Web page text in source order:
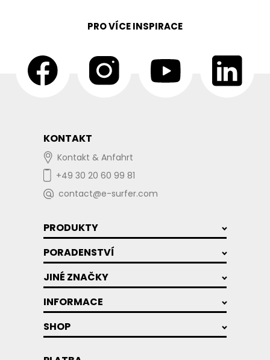
PRO VÍCE INSPIRACE
KONTAKT
Kontakt & Anfahrt
+49 30 20 60 99 81
contact@e-surfer.com
PRODUKTY
PORADENSTVÍ
JINÉ ZNAČKY
INFORMACE
SHOP